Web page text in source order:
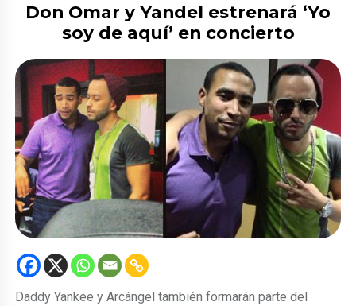
Don Omar y Yandel estrenará ‘Yo
soy de aquí’ en concierto
Daddy Yankee y Arcángel también formarán parte del